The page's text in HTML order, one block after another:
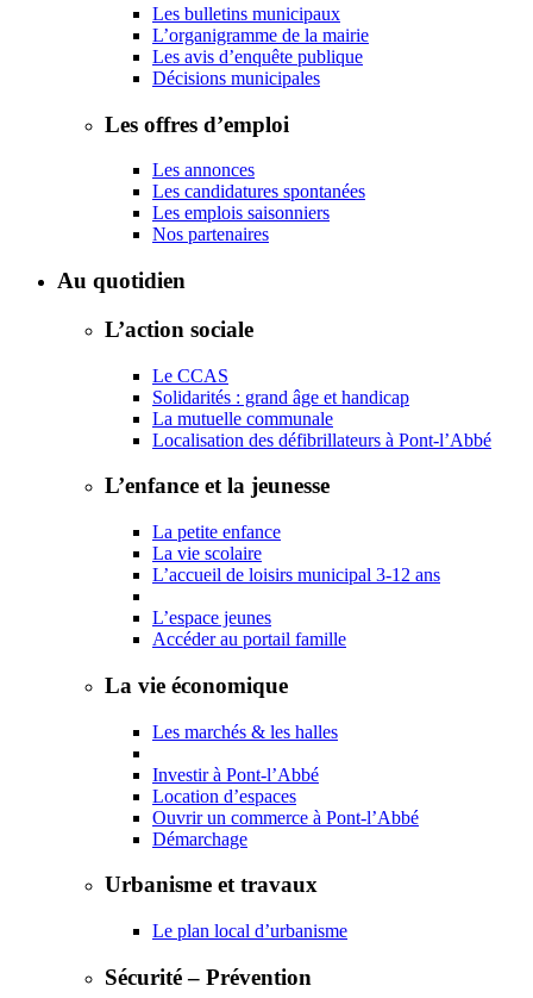
Les bulletins municipaux
L’organigramme de la mairie
Les avis d’enquête publique
Décisions municipales
Les offres d’emploi
Les annonces
Les candidatures spontanées
Les emplois saisonniers
Nos partenaires
Au quotidien
L’action sociale
Le CCAS
Solidarités : grand âge et handicap
La mutuelle communale
Localisation des défibrillateurs à Pont-l’Abbé
L’enfance et la jeunesse
La petite enfance
La vie scolaire
L’accueil de loisirs municipal 3-12 ans
L’espace jeunes
Accéder au portail famille
La vie économique
Les marchés & les halles
Investir à Pont-l’Abbé
Location d’espaces
Ouvrir un commerce à Pont-l’Abbé
Démarchage
Urbanisme et travaux
Le plan local d’urbanisme
Sécurité – Prévention